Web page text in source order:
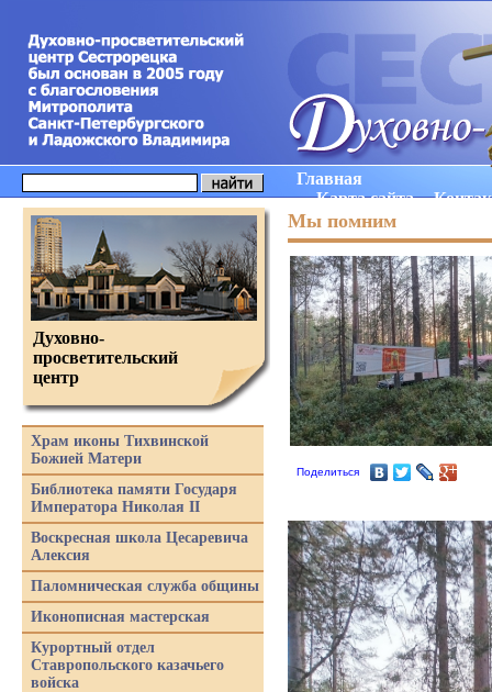
Главная
Карта сайта
Мы помним
Поделиться
Духовно-
просветительский
центр
Храм иконы Тихвинской
Божией Матери
Библиотека памяти Государя
Императора Николая II
Воскресная школа Цесаревича
Алексия
Паломническая служба общины
Иконописная мастерская
Курортный отдел
Ставропольского казачьего
войска